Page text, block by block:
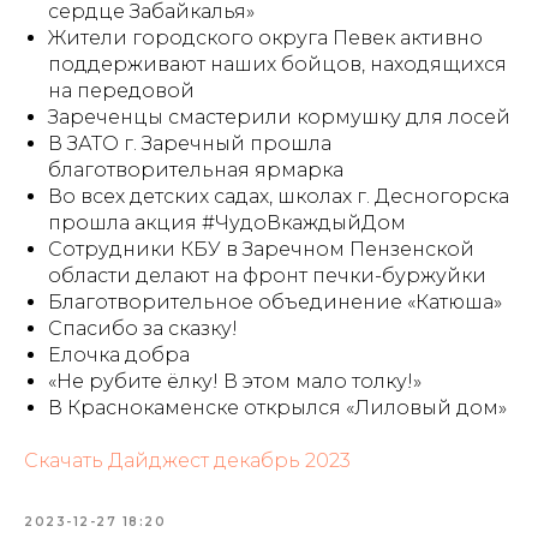
сердце Забайкалья»
Жители городского округа Певек активно
поддерживают наших бойцов, находящихся
на передовой
Зареченцы смастерили кормушку для лосей
В ЗАТО г. Заречный прошла
благотворительная ярмарка
Во всех детских садах, школах г. Десногорска
прошла акция #ЧудоВкаждыйДом
Сотрудники КБУ в Заречном Пензенской
области делают на фронт печки-буржуйки
Благотворительное объединение «Катюша»
Спасибо за сказку!
Елочка добра
«Не рубите ёлку! В этом мало толку!»
В Краснокаменске открылся «Лиловый дом»
Скачать Дайджест декабрь 2023
2023-12-27 18:20